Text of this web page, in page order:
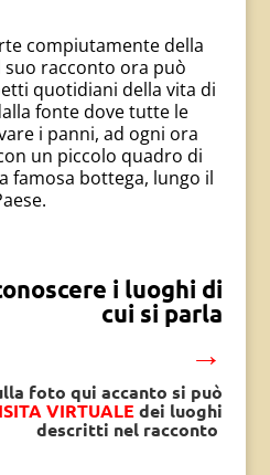
compiutamente della
racconto ora può
quotidiani della vita di
fonte dove tutte le
i panni, ad ogni ora
un piccolo quadro di
famosa bottega, lungo il
i luoghi di
cui si parla
→
foto qui accanto si può
VIRTUALEdei luoghi
descritti nel racconto